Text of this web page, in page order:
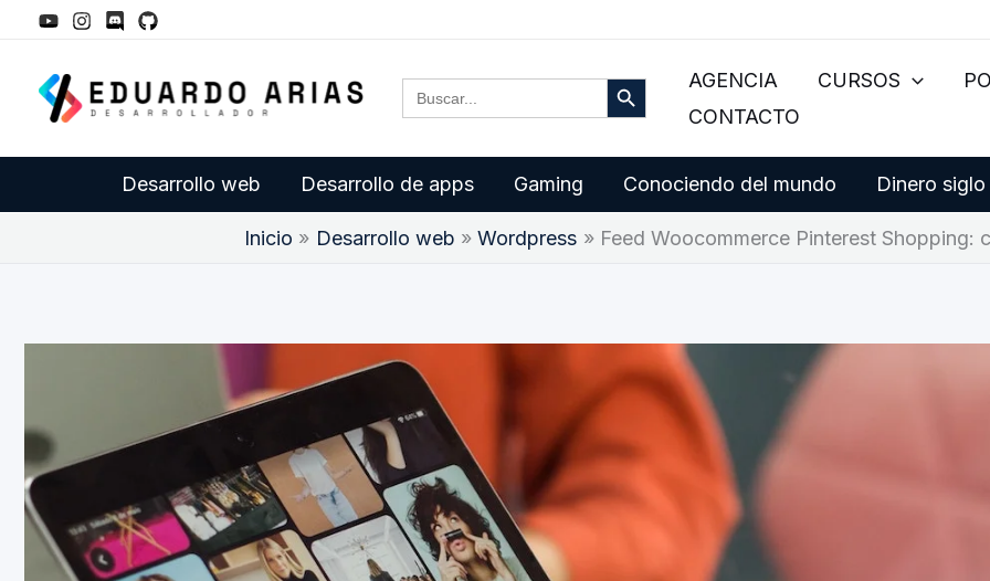
contenido
Buscar: Botón de búsquedaAGENCIA CURSOS
CONTACTO
Desarrollo web Desarrollo de apps Gaming Conociendo del mundo Dinero siglo
Inicio Desarrollo web Wordpress Feed Woocommerce Pinterest Shopping: